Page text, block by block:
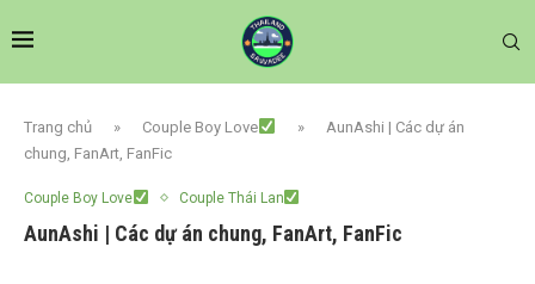
Trang chủ » Couple Boy Love »
AunAshi | Các dự án
chung, FanArt, FanFic
Couple Boy Love Couple Thái Lan
AunAshi | Các dự án chung, FanArt, FanFic